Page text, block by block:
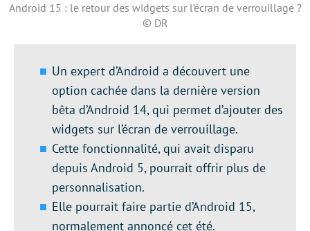
Android 15 : le retour des widgets sur l’écran de verrouillage ?
© DR
Un expert d’Android a découvert une
option cachée dans la dernière version
bêta d’Android 14, qui permet d’ajouter des
widgets sur l’écran de verrouillage.
Cette fonctionnalité, qui avait disparu
depuis Android 5, pourrait offrir plus de
personnalisation.
Elle pourrait faire partie d’Android 15,
normalement annoncé cet été.